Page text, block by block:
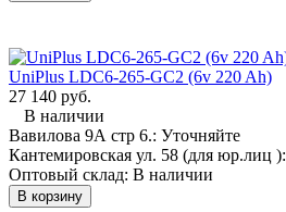
UniPlus LDC6-265-GC2 (6v 220 Ah)
27 140 руб.
В наличии
Вавилова 9А стр 6.: Уточняйте
Кантемировская ул. 58 (для юр.лиц ):
Оптовый склад: В наличии
В корзину